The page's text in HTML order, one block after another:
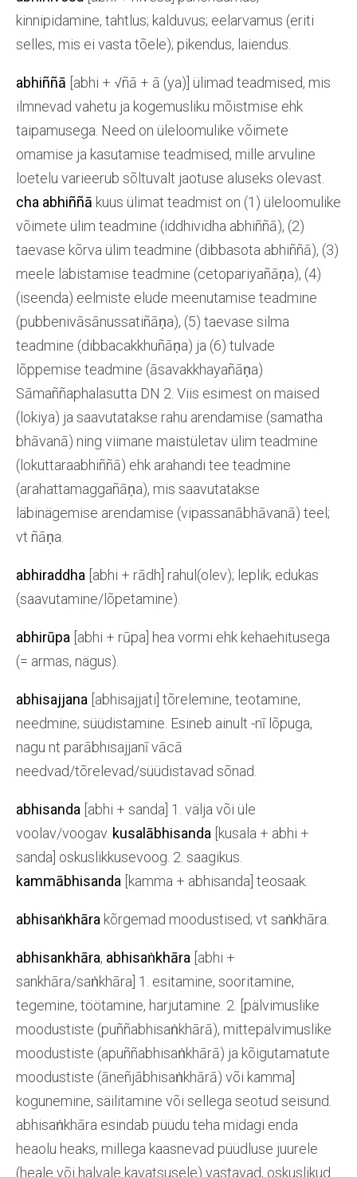
kinnipidamine, tahtlus; kalduvus; eelarvamus (eriti
selles, mis ei vasta tõele); pikendus, laiendus.
abhiññā [abhi + √ñā + ā (ya)] ülimad teadmised, mis
ilmnevad vahetu ja kogemusliku mõistmise ehk
taipamusega. Need on üleloomulike võimete
omamise ja kasutamise teadmised, mille arvuline
loetelu varieerub sõltuvalt jaotuse aluseks olevast.
cha abhiññā kuus ülimat teadmist on (1) üleloomulike
võimete ülim teadmine (iddhividha abhiññā), (2)
taevase kõrva ülim teadmine (dibbasota abhiññā), (3)
meele läbistamise teadmine (cetopariyañāṇa), (4)
(iseenda) eelmiste elude meenutamise teadmine
(pubbenivāsānussatiñāṇa), (5) taevase silma
teadmine (dibbacakkhuñāṇa) ja (6) tulvade
lõppemise teadmine (āsavakkhayañāṇa)
Sāmaññaphalasutta DN 2. Viis esimest on maised
(lokiya) ja saavutatakse rahu arendamise (samatha
bhāvanā) ning viimane maistületav ülim teadmine
(lokuttaraabhiññā) ehk arahandi tee teadmine
(arahattamaggañāṇa), mis saavutatakse
läbinägemise arendamise (vipassanābhāvanā) teel;
vt ñāṇa.
abhiraddha [abhi + rādh] rahul(olev); leplik; edukas
(saavutamine/lõpetamine).
abhirūpa [abhi + rūpa] hea vormi ehk kehaehitusega
(= armas, nägus).
abhisajjana [abhisajjati] tõrelemine, teotamine,
needmine; süüdistamine. Esineb ainult -nī lõpuga,
nagu nt parābhisajjanī vācā
needvad/tõrelevad/süüdistavad sõnad.
abhisanda [abhi + sanda] 1. välja või üle
voolav/voogav. kusalābhisanda [kusala + abhi +
sanda] oskuslikkusevoog. 2. saagikus.
kammābhisanda [kamma + abhisanda] teosaak.
abhisaṅkhāra kõrgemad moodustised; vt saṅkhāra.
abhisankhāra, abhisaṅkhāra [abhi +
sankhāra/saṅkhāra] 1. esitamine, sooritamine,
tegemine, töötamine, harjutamine. 2. [pälvimuslike
moodustiste (puññabhisaṅkhārā), mittepälvimuslike
moodustiste (apuññabhisaṅkhārā) ja kõigutamatute
moodustiste (āneñjābhisaṅkhārā) või kamma]
kogunemine, säilitamine või sellega seotud seisund.
abhisaṅkhāra esindab püüdu teha midagi enda
heaolu heaks, millega kaasnevad püüdluse juurele
(heale või halvale kavatsusele) vastavad, oskuslikud